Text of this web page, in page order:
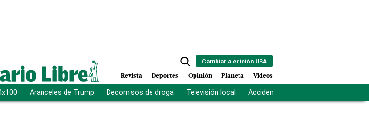
Cambiar a edición USA
Revista Deportes Opinión Planeta Videos
Aranceles de Trump Decomisos de droga Televisión local Accidente Los Ríos